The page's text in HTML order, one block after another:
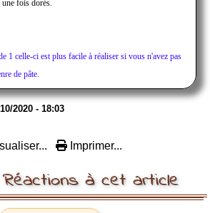
fois dorés.
1 celle-ci est plus facile à réaliser si vous n'avez pas
de pâte.
2020 - 18:03
Imprimer...
Réactions à cet article